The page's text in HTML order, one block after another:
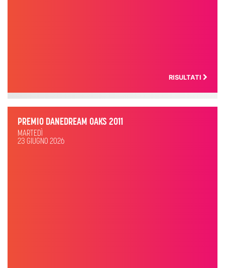
RISULTATI
PREMIO DANEDREAM OAKS 2011
MARTEDÌ
23 GIUGNO 2026